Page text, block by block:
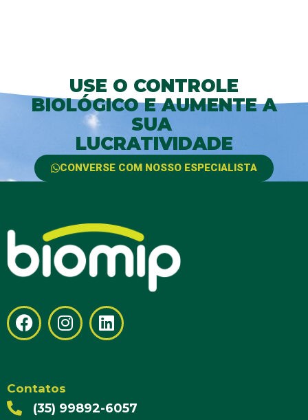
USE O CONTROLE
BIOLÓGICO E AUMENTE A
SUA
LUCRATIVIDADE
CONVERSE COM NOSSO ESPECIALISTA
Contatos
(35) 99892-6057